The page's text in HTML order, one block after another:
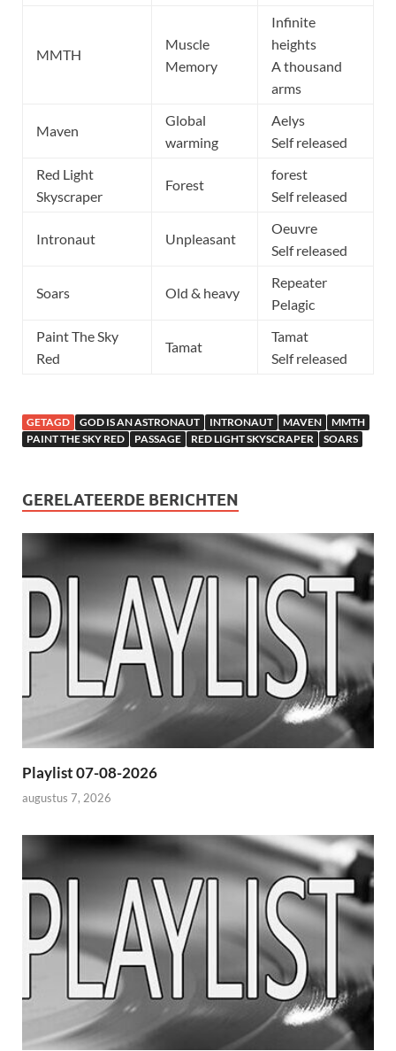
MMTH
Muscle
Memory
Infinite
heights
A thousand
arms
Maven
Global
warming
Aelys
Self released
Red Light
Skyscraper
Forest
forest
Self released
Intronaut Unpleasant
Oeuvre
Self released
Soars Old & heavy
Repeater
Pelagic
Paint The Sky
Red
Tamat
Tamat
Self released
GETAGD GOD IS AN ASTRONAUT INTRONAUT MAVEN
MMTH
PAINT THE SKY RED
PASSAGE RED LIGHT SKYSCRAPER SOARS
GERELATEERDE BERICHTEN
Playlist 07-08-2026
augustus 7, 2026